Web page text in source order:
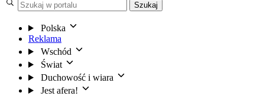
Szukaj
Polska
Reklama
Wschód
Świat
Duchowość i wiara
Jest afera!